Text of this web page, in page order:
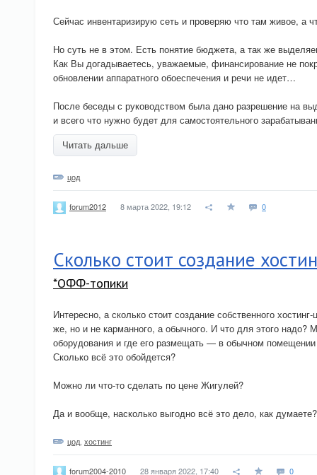
Сейчас инвентаризирую сеть и проверяю что там живое, а
Но суть не в этом. Есть понятие бюджета, а так же
Как Вы догадываетесь, уважаемые, финансирование не
обновлении аппаратного обоеспечения и речи не идет…
После беседы с руководством была дано разрешение на
и всего что нужно будет для самостоятельного
Читать дальше
цод
forum2012 8 марта 2022, 19:12 0
Сколько стоит создание
*ОФФ-топики
Интересно, а сколько стоит создание собственного
же, но и не карманного, а обычного. И что для этого надо?
оборудования и где его размещать — в обычном
Сколько всё это обойдется?
Можно ли что-то сделать по цене Жигулей?
Да и вообще, насколько выгодно всё это дело, как думаете?
цод хостинг
forum2004-2010 28 января 2022, 17:40 0